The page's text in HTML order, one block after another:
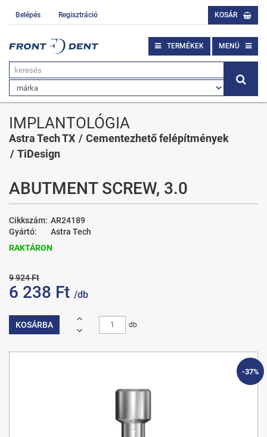
Belépés Regisztráció KOSÁR
TERMÉKEK MENÜ
IMPLANTOLÓGIA
Astra Tech TX
Cementezhető felépítmények
TiDesign
ABUTMENT SCREW, 3.0
Cikkszám: AR24189
Gyártó:
Astra Tech
RAKTÁRON
9 924 Ft
6 238 Ft /db
KOSÁRBA db
-37%